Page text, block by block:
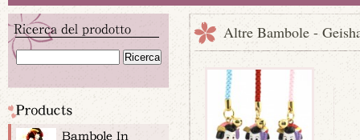
Altre Bambole -